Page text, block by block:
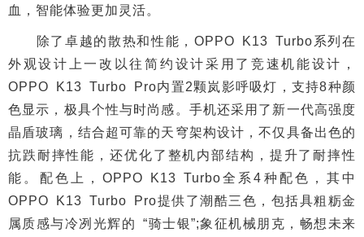
血，智能体验更加灵活。
除了卓越的散热和性能，OPPO K13 Turbo系列在
外观设计上一改以往简约设计采用了竞速机能设计，
OPPO K13 Turbo Pro内置2颗岚影呼吸灯，支持8种颜
色显示，极具个性与时尚感。手机还采用了新一代高强度
晶盾玻璃，结合超可靠的天穹架构设计，不仅具备出色的
抗跌耐摔性能，还优化了整机内部结构，提升了耐摔性
能。配色上，OPPO K13 Turbo全系4种配色，其中
OPPO K13 Turbo Pro提供了潮酷三色，包括具粗粝金
属质感与冷冽光辉的 “骑士银”;象征机械朋克，畅想未来